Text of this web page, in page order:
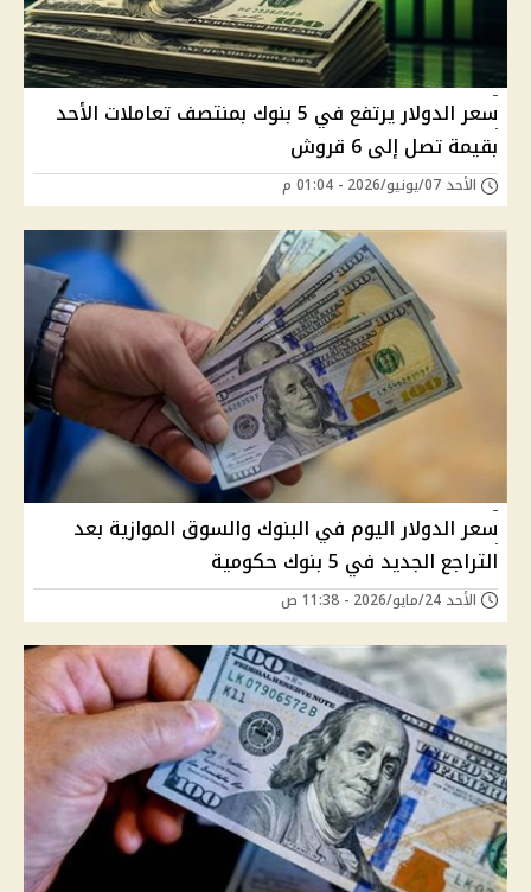
سعر الدولار يرتفع في 5 بنوك بمنتصف تعاملات الأحد
بقيمة تصل إلى 6 قروش
الأحد 07/يونيو/2026 - 01:04 م
سعر الدولار اليوم في البنوك والسوق الموازية بعد
التراجع الجديد في 5 بنوك حكومية
الأحد 24/مايو/2026 - 11:38 ص